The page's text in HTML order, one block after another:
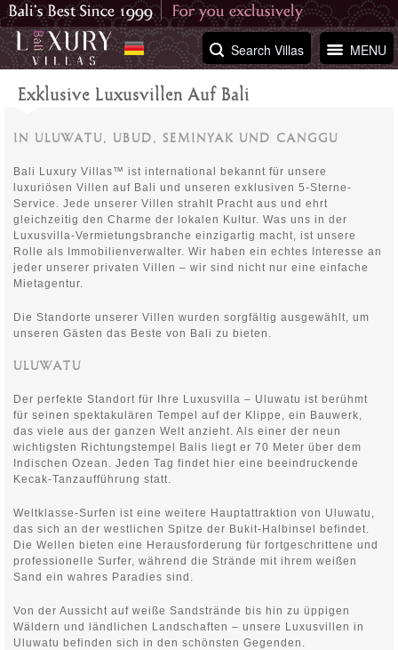
MENU
Search Villas
Exklusive Luxusvillen Auf Bali
IN ULUWATU, UBUD, SEMINYAK UND CANGGU
Bali Luxury Villas™ ist international bekannt für unsere
luxuriösen Villen auf Bali und unseren exklusiven 5-Sterne-
Service. Jede unserer Villen strahlt Pracht aus und ehrt
gleichzeitig den Charme der lokalen Kultur. Was uns in der
Luxusvilla-Vermietungsbranche einzigartig macht, ist unsere
Rolle als Immobilienverwalter. Wir haben ein echtes Interesse an
jeder unserer privaten Villen – wir sind nicht nur eine einfache
Mietagentur.
Die Standorte unserer Villen wurden sorgfältig ausgewählt, um
unseren Gästen das Beste von Bali zu bieten.
ULUWATU
Der perfekte Standort für Ihre Luxusvilla – Uluwatu ist berühmt
für seinen spektakulären Tempel auf der Klippe, ein Bauwerk,
das viele aus der ganzen Welt anzieht. Als einer der neun
wichtigsten Richtungstempel Balis liegt er 70 Meter über dem
Indischen Ozean. Jeden Tag findet hier eine beeindruckende
Kecak-Tanzaufführung statt.
Weltklasse-Surfen ist eine weitere Hauptattraktion von Uluwatu,
das sich an der westlichen Spitze der Bukit-Halbinsel befindet.
Die Wellen bieten eine Herausforderung für fortgeschrittene und
professionelle Surfer, während die Strände mit ihrem weißen
Sand ein wahres Paradies sind.
Von der Aussicht auf weiße Sandstrände bis hin zu üppigen
Wäldern und ländlichen Landschaften – unsere Luxusvillen in
Uluwatu befinden sich in den schönsten Gegenden.